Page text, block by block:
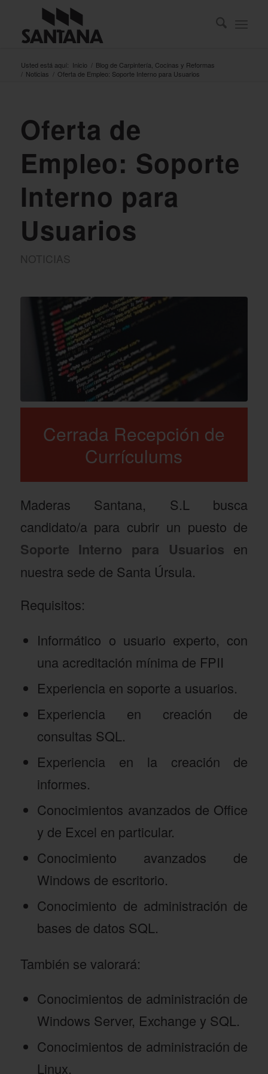
Usted está aquí: Inicio / Blog de Carpintería, Cocinas y Reformas
/ Noticias / Oferta de Empleo: Soporte Interno para Usuarios
Oferta de
Empleo: Soporte
Interno para
Usuarios
NOTICIAS
Cerrada Recepción de
Currículums
Maderas Santana, S.L busca
candidato/a para cubrir un puesto de
Soporte Interno para Usuarios en
nuestra sede de Santa Úrsula.
Requisitos:
Informático o usuario experto, con
una acreditación mínima de FPII
Experiencia en soporte a usuarios.
Experiencia en creación de
consultas SQL.
Experiencia en la creación de
informes.
Conocimientos avanzados de Office
y de Excel en particular.
Conocimiento avanzados de
Windows de escritorio.
Conocimiento de administración de
bases de datos SQL.
También se valorará:
Conocimientos de administración de
Windows Server, Exchange y SQL.
Conocimientos de administración de
Linux.